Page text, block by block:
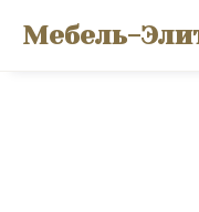
Мебель-